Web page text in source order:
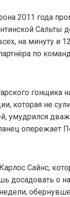
2011 года
Сальты
на минуту и
по
гонщика
которая не
умудрился
опережает
Сайнс,
досадовать о